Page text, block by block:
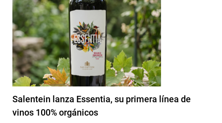
Salentein lanza Essentia, su primera línea de
vinos 100% orgánicos